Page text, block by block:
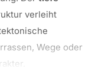
verleiht
Wege oder